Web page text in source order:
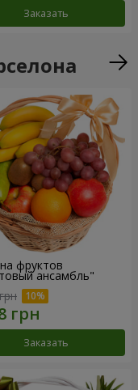
Заказать
фруктов
ансамбль"
Заказать